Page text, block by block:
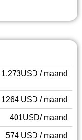
1,273USD / maand
1264 USD / maand
401USD/ maand
574 USD / maand